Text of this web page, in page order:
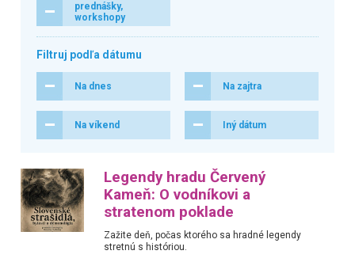
prednášky,
workshopy
Filtruj podľa dátumu
Na dnes Na zajtra
Na víkend Iný dátum
Legendy hradu Červený
Kameň: O vodníkovi a
stratenom poklade
Zažite deň, počas ktorého sa hradné legendy
stretnú s históriou.